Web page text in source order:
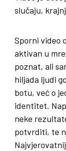
slučaju,
Sporni video
aktivan u
poznat, ali
hiljada ljudi
botu, već o
identitet.
neke
potvrditi, te